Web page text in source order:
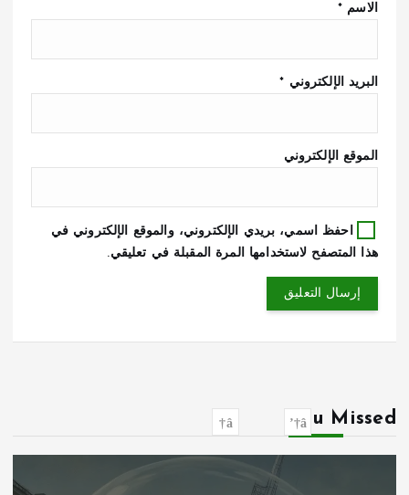
الاسم *
البريد الإلكتروني *
الموقع الإلكتروني
احفظ اسمي، بريدي الإلكتروني، والموقع الإلكتروني في
هذا المتصفح لاستخدامها المرة المقبلة في تعليقي.
You Missed